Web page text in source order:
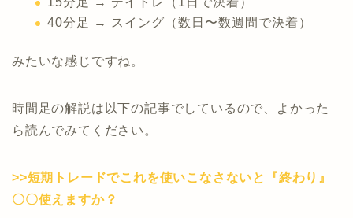
40分足 → スイング（数日〜数週間で決着）
みたいな感じですね。
時間足の解説は以下の記事でしているので、よかった
ら読んでみてください。
>>短期トレードでこれを使いこなさないと『終わり』
〇〇使えますか？